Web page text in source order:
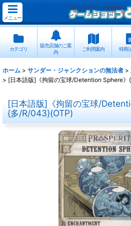
メニュー
カテゴリ
販売店舗のご案
内
ご利用案内 特商
ホーム > サンダー・ジャンクションの無法者 >
> [日本語版]《拘留の宝球/Detention Sphere
[日本語版]《拘留の宝球/
{多/R/043}(OTP)